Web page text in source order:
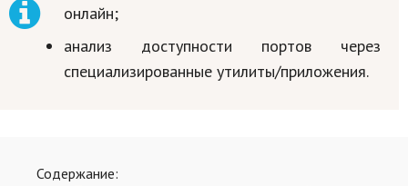
Кинематограф
Домашние животные
онлайн;
анализ доступности портов через
специализированные утилиты/приложения.
Содержание: